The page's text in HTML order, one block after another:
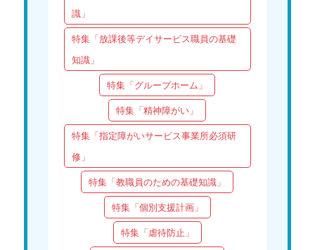
識」
特集「放課後等デイサービス職員の基礎
知識」
特集「グループホーム」
特集「精神障がい」
特集「指定障がいサービス事業所必須研
修」
特集「教職員のための基礎知識」
特集「個別支援計画」
特集「虐待防止」